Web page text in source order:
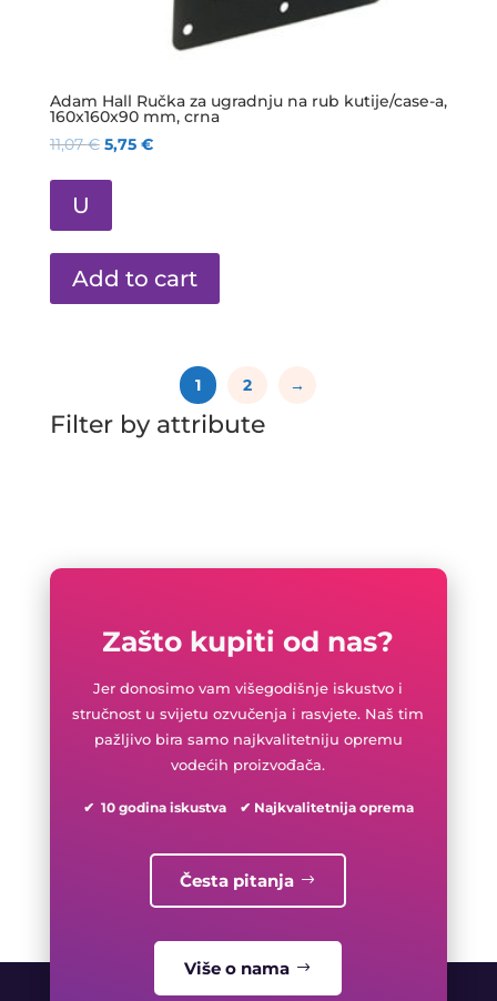
Adam Hall Ručka za ugradnju na rub kutije/case-a,
160x160x90 mm, crna
11,07€ 5,75 €
U
Add to cart
1 2 →
Filter by attribute
Zašto kupiti od nas?
Jer donosimo vam višegodišnje iskustvo i
stručnost u svijetu ozvučenja i rasvjete. Naš tim
pažljivo bira samo najkvalitetniju opremu
vodećih proizvođača.
✔ 10 godina iskustva ✔ Najkvalitetnija oprema
Česta pitanja
Više o nama